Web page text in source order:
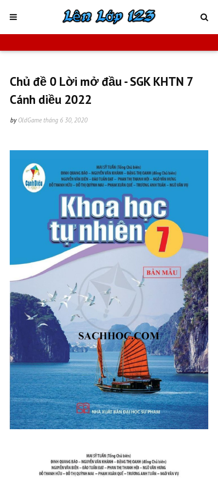
Chủ đề 0 Lời mở đầu - SGK KHTN 7
Cánh diều 2022
by OldGame tháng 6 30, 2020